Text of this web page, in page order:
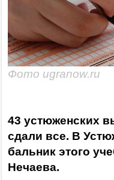
Фото ugranow.ru
43 устюженских
сдали все. В
бальник этого
Нечаева.